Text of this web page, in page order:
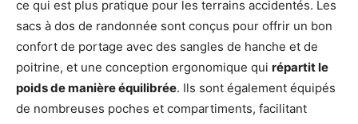
ce qui est plus pratique pour les terrains accidentés. Les
sacs à dos de randonnée sont conçus pour offrir un bon
confort de portage avec des sangles de hanche et de
poitrine, et une conception ergonomique qui répartit le
poids de manière équilibrée. Ils sont également équipés
de nombreuses poches et compartiments, facilitant